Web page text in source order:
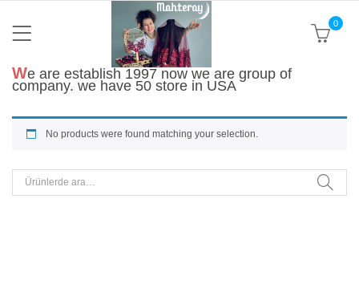
0
We are establish 1997 now we are group of
company. we have 50 store in USA
No products were found matching your selection.
Ara: